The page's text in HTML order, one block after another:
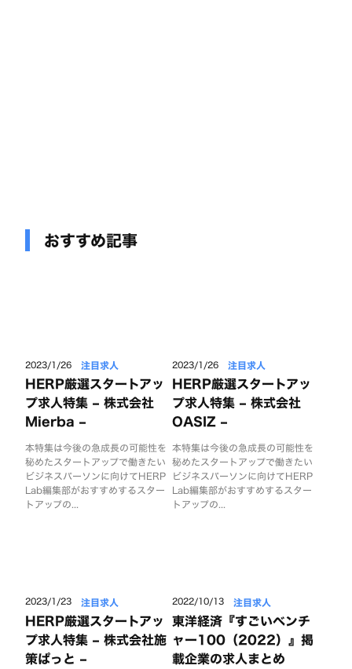
おすすめ記事
2023/1/26 注目求人
HERP厳選スタートアッ
プ求人特集 – 株式会社
Mierba –
本特集は今後の急成長の可能性を
秘めたスタートアップで働きたい
ビジネスパーソンに向けてHERP
Lab編集部がおすすめするスター
トアップの...
2023/1/26 注目求人
HERP厳選スタートアッ
プ求人特集 – 株式会社
OASIZ –
本特集は今後の急成長の可能性を
秘めたスタートアップで働きたい
ビジネスパーソンに向けてHERP
Lab編集部がおすすめするスター
トアップの...
2023/1/23 注目求人
HERP厳選スタートアッ
プ求人特集 – 株式会社施
策ぱっと –
2022/10/13 注目求人
東洋経済『すごいベンチ
ャー100（2022）』掲
載企業の求人まとめ